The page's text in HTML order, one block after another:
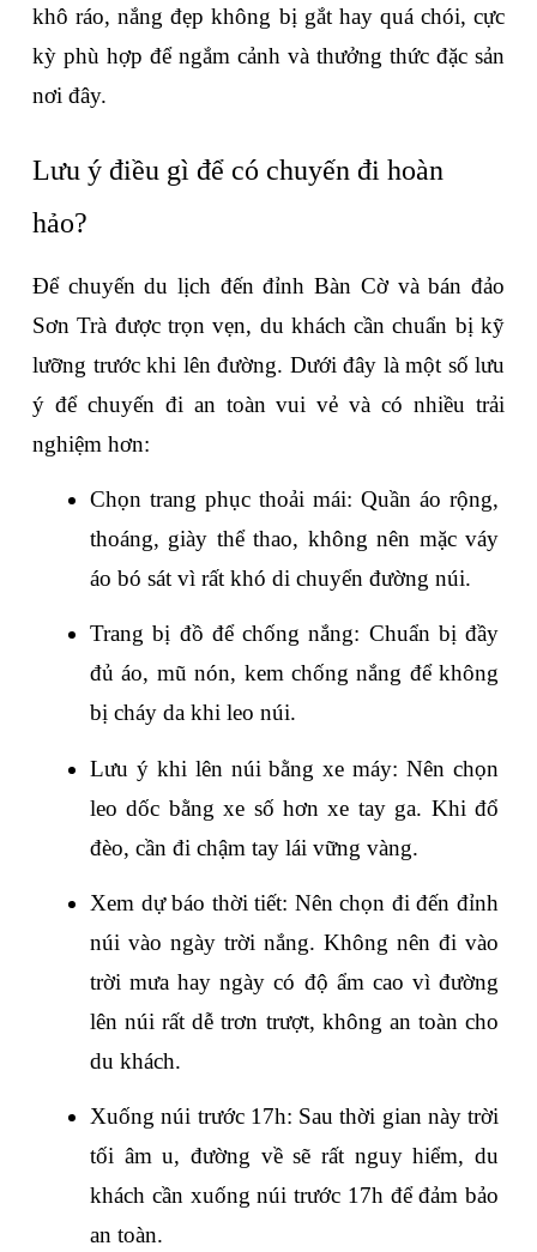
khô ráo, nắng đẹp không bị gắt hay quá chói, cực
kỳ phù hợp để ngắm cảnh và thưởng thức đặc sản
nơi đây.
Lưu ý điều gì để có chuyến đi hoàn
hảo?
Để chuyến du lịch đến đỉnh Bàn Cờ và bán đảo
Sơn Trà được trọn vẹn, du khách cần chuẩn bị kỹ
lưỡng trước khi lên đường. Dưới đây là một số lưu
ý để chuyến đi an toàn vui vẻ và có nhiều trải
nghiệm hơn:
Chọn trang phục thoải mái: Quần áo rộng,
thoáng, giày thể thao, không nên mặc váy
áo bó sát vì rất khó di chuyển đường núi.
Trang bị đồ để chống nắng: Chuẩn bị đầy
đủ áo, mũ nón, kem chống nắng để không
bị cháy da khi leo núi.
Lưu ý khi lên núi bằng xe máy: Nên chọn
leo dốc bằng xe số hơn xe tay ga. Khi đổ
đèo, cần đi chậm tay lái vững vàng.
Xem dự báo thời tiết: Nên chọn đi đến đỉnh
núi vào ngày trời nắng. Không nên đi vào
trời mưa hay ngày có độ ẩm cao vì đường
lên núi rất dễ trơn trượt, không an toàn cho
du khách.
Xuống núi trước 17h: Sau thời gian này trời
tối âm u, đường về sẽ rất nguy hiểm, du
khách cần xuống núi trước 17h để đảm bảo
an toàn.